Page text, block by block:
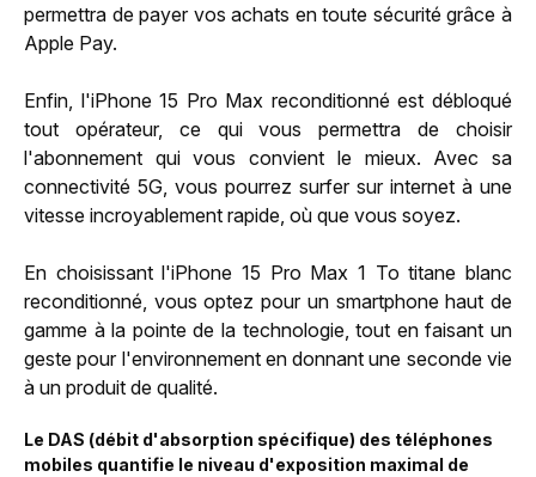
permettra de payer vos achats en toute sécurité grâce à
Apple Pay.
Enfin, l'iPhone 15 Pro Max reconditionné est débloqué
tout opérateur, ce qui vous permettra de choisir
l'abonnement qui vous convient le mieux. Avec sa
connectivité 5G, vous pourrez surfer sur internet à une
vitesse incroyablement rapide, où que vous soyez.
En choisissant l'iPhone 15 Pro Max 1 To titane blanc
reconditionné, vous optez pour un smartphone haut de
gamme à la pointe de la technologie, tout en faisant un
geste pour l'environnement en donnant une seconde vie
à un produit de qualité.
Le DAS (débit d'absorption spécifique) des téléphones
mobiles quantifie le niveau d'exposition maximal de